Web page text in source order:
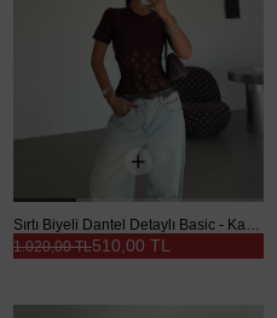
Sırtı Biyeli Dantel Detaylı Basic - Kahve
510,00 TL
1.020,00 TL